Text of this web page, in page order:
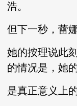
浩。
但下一秒，蕾
她的按理说此
的情况是，她
是真正意义上